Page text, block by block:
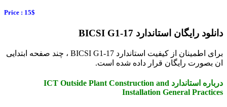
Price : 15$
دانلود رایگان استاندارد BICSI G1-17
برای اطمینان از کیفیت استاندارد BICSI G1-17 ، چند صفحه ابتدایی
ان بصورت رایگان قرار داده شده است.
درباره استاندارد ICT Outside Plant Construction and
Installation General Practices